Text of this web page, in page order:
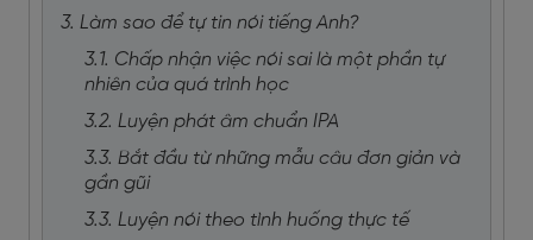
3. Làm sao để tự tin nói tiếng Anh?
3.1. Chấp nhận việc nói sai là một phần tự
nhiên của quá trình học
3.2. Luyện phát âm chuẩn IPA
3.3. Bắt đầu từ những mẫu câu đơn giản và
gần gũi
3.3. Luyện nói theo tình huống thực tế